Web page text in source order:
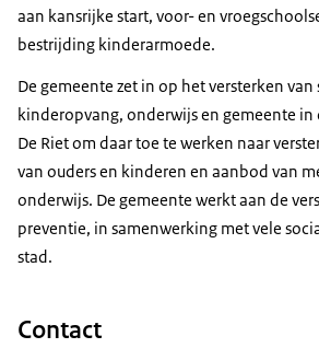
aan kansrijke start, voor- en
bestrijding kinderarmoede.
De gemeente zet in op het versterken
kinderopvang, onderwijs en gemeente in
De Riet om daar toe te werken naar
van ouders en kinderen en aanbod van
onderwijs. De gemeente werkt aan de
preventie, in samenwerking met vele
stad.
Contact